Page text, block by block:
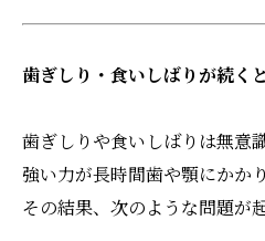
歯ぎしり・食いしばりが続くと
歯ぎしりや食いしばりは無意
強い力が長時間歯や顎にかかり
その結果、次のような問題が